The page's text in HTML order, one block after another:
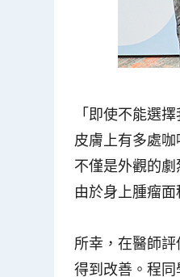
「即使不能選
皮膚上有多處
不僅是外觀的
由於身上腫瘤
所幸，在醫師
得到改善。程